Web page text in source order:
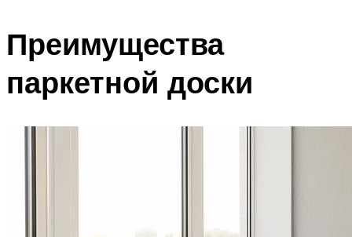
Преимущества
паркетной доски